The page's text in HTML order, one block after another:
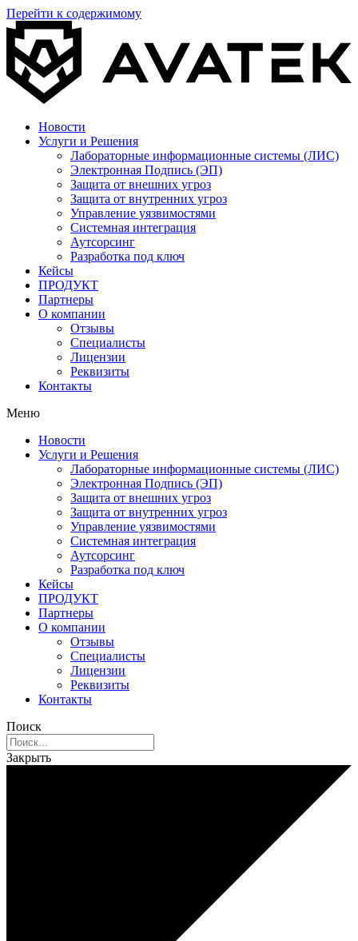
Перейти к содержимому
Новости
Услуги и Решения
Лабораторные информационные системы (ЛИС)
Электронная Подпись (ЭП)
Защита от внешних угроз
Защита от внутренних угроз
Управление уязвимостями
Системная интеграция
Аутсорсинг
Разработка под ключ
Кейсы
ПРОДУКТ
Партнеры
О компании
Отзывы
Специалисты
Лицензии
Реквизиты
Контакты
Меню
Новости
Услуги и Решения
Лабораторные информационные системы (ЛИС)
Электронная Подпись (ЭП)
Защита от внешних угроз
Защита от внутренних угроз
Управление уязвимостями
Системная интеграция
Аутсорсинг
Разработка под ключ
Кейсы
ПРОДУКТ
Партнеры
О компании
Отзывы
Специалисты
Лицензии
Реквизиты
Контакты
Поиск
Закрыть